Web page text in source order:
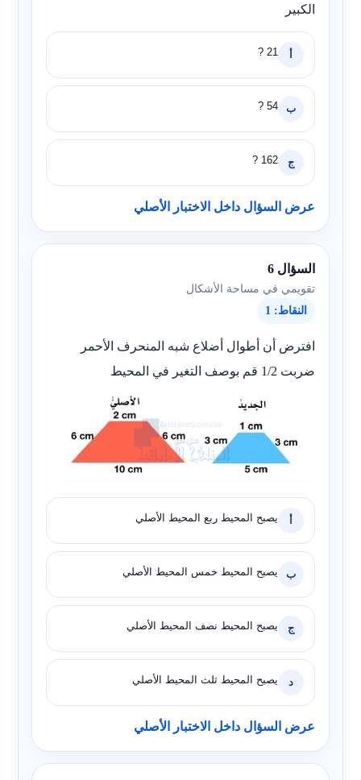
الكبير
21 ?
ب 54 ?
ج 162 ?
عرض السؤال داخل الاختبار الأصلي
السؤال 6
تقويمي في مساحة الأشكال
النقاط: 1
افترض أن أطوال أضلاع شبه المنحرف الأحمر
ضربت 1/2 قم بوصف التغير في المحيط
يصبح المحيط ربع المحيط الأصلي
ب يصبح المحيط خمس المحيط الأصلي
ج يصبح المحيط نصف المحيط الأصلي
د يصبح المحيط ثلث المحيط الأصلي
عرض السؤال داخل الاختبار الأصلي